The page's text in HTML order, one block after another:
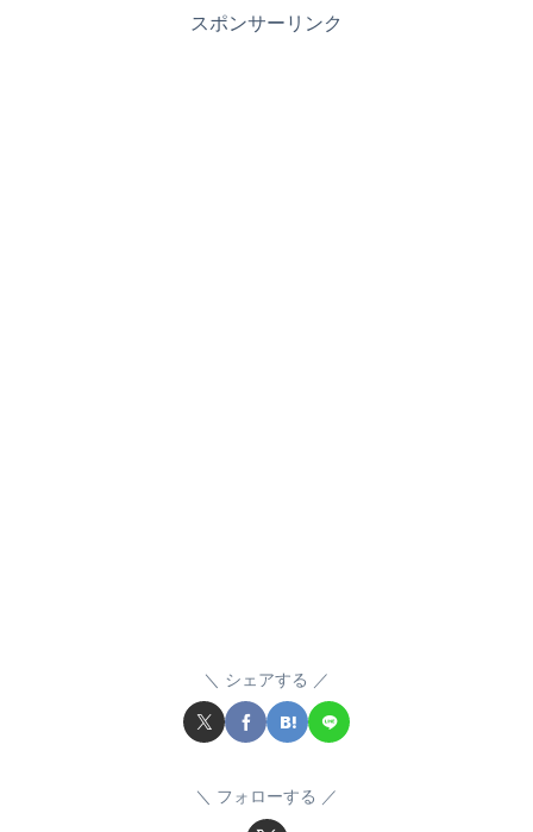
スポンサーリンク
シェアする
フォローする